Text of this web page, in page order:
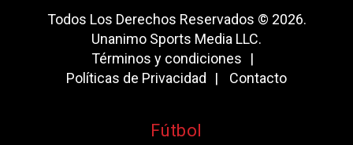
Todos Los Derechos Reservados © 2026.
Unanimo Sports Media LLC.
Términos y condiciones
Políticas de Privacidad
Contacto
Fútbol